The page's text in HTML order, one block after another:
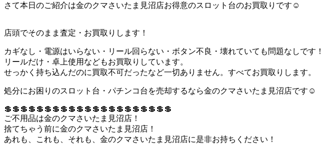
さて本日のご紹介は金のクマさいたま見沼店お得意のスロット台のお買取りです☺
店頭でそのまま査定・お買取りします！
カギなし・電源はいらない・リール回らない・ボタン不良・壊れていても問題なしです！
リールだけ・卓上使用などもお買取りしています。
せっかく持ち込んだのに買取不可だったなど一切ありません。すべてお買取りします。
処分にお困りのスロット台・パチンコ台を売却するなら金のクマさいたま見沼店です☺
💲💲💲💲💲💲💲💲💲💲💲💲💲💲💲💲💲💲💲💲💲
ご不用品は金のクマさいたま見沼店！
捨てちゃう前に金のクマさいたま見沼店！
あれも、これも、それも、金のクマさいたま見沼店に是非お持ちください！